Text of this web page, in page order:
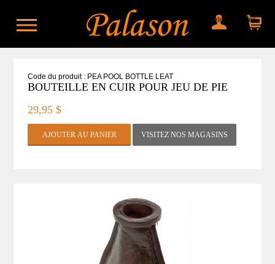
Mon compteMon panier
Code du produit : PEA POOL BOTTLE LEAT
BOUTEILLE EN CUIR POUR JEU DE PIE
29,95 $
VISITEZ NOS MAGASINS